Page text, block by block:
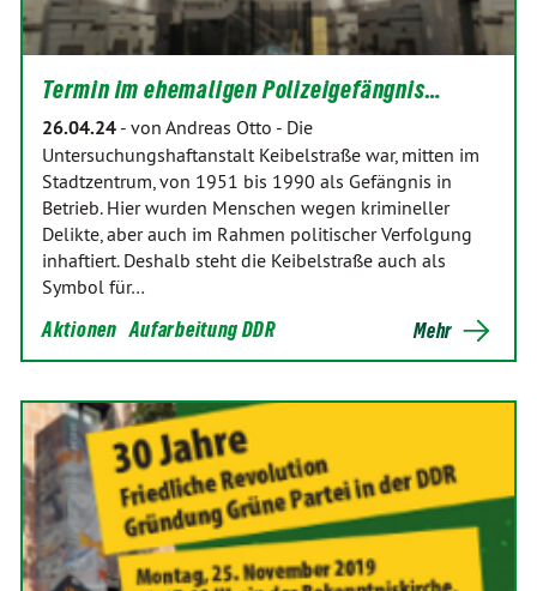
Termin im ehemaligen Polizeigefängnis…
26.04.24 - von Andreas Otto - Die
Untersuchungshaftanstalt Keibelstraße war, mitten im
Stadtzentrum, von 1951 bis 1990 als Gefängnis in
Betrieb. Hier wurden Menschen wegen krimineller
Delikte, aber auch im Rahmen politischer Verfolgung
inhaftiert. Deshalb steht die Keibelstraße auch als
Symbol für…
Aktionen Aufarbeitung DDR Mehr